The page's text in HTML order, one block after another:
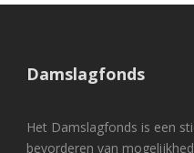
Damslagfonds
Het Damslagfonds is een
bevorderen van